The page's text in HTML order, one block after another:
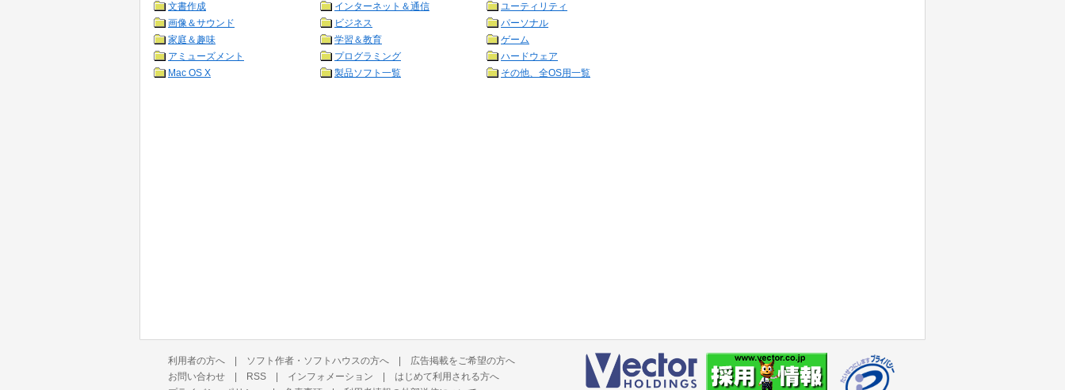
文書作成
インターネット＆通信
ユーティリティ
画像＆サウンド
ビジネス
パーソナル
家庭＆趣味
学習＆教育
ゲーム
アミューズメント
プログラミング
ハードウェア
Mac OS X
製品ソフト一覧 その他、全OS用一覧
利用者の方へ | ソフト作者・ソフトハウスの方へ | 広告掲載をご希望の方へ
お問い合わせ | RSS | インフォメーション | はじめて利用される方へ